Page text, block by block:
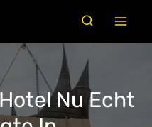
Nu Echt